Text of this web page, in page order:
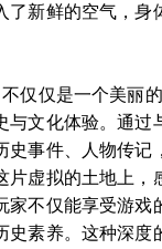
了新鲜的空气，身
仅仅是一个美丽
与文化体验。通过
史事件、人物传记
片虚拟的土地上，
家不仅能享受游戏
史素养。这种深度